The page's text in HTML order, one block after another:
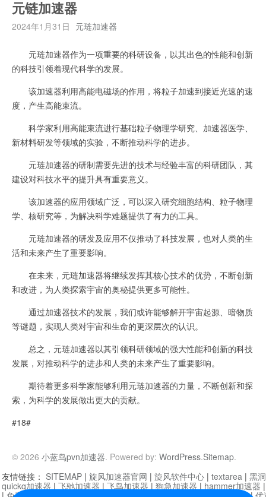
元链加速器
2024年1月31日 元琏加速器
元琏加速器作为一项重要的科研设备，以其出色的性能和创新
的科技引领着现代科学的发展。
该加速器利用高能电磁场的作用，将粒子加速到接近光速的速
度，产生高能束流。
科学家利用高能束流进行基础粒子物理学研究、加速器医学、
新材料研发等领域的实验，不断推动科学的进步。
元琏加速器的研制需要先进的技术与经验丰富的科研团队，其
建设对科技水平的提升具有重要意义。
该加速器的应用领域广泛，可以深入研究细胞结构、粒子物理
学、核研究等，为解决科学难题提供了有力的工具。
元琏加速器的研发及应用不仅推动了科技发展，也对人类的生
活和未来产生了重要影响。
在未来，元琏加速器将继续发挥其核心技术的优势，不断创新
和改进，为人类探索宇宙的奥秘提供更多可能性。
通过加速器技术的发展，我们或许能够解开宇宙起源、暗物质
等谜题，实现人类对宇宙和生命的更深层次的认识。
总之，元琏加速器以其引领科研领域的强大性能和创新的科技
发展，对推动科学的进步和人类的未来产生了重要影响。
期待着更多科学家能够利用元琏加速器的力量，不断创新和探
索，为科学的发展做出更大的贡献。
#18#
© 2026 小蓝鸟pvn加速器. Powered by: WordPress.Sitemap.
友情链接： SITEMAP | 旋风加速器官网 | 旋风软件中心 | textarea | 黑
quickq加速器 | 飞驰加速器 | 飞鸟加速器 | 狗急加速器 | hammer加速器